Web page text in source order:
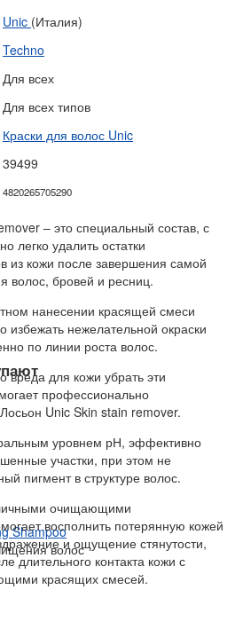
Unic (Италия)
Techno
Для всех
Для всех типов
Краски для волос Unic
39499
4820265705290
– это специальный состав, с
легко удалить остатки
из кожи после завершения самой
волос, бровей и ресниц.
нанесении красящей смеси
избежать нежелательной окраски
по линии роста волос.
вреда для кожи убрать эти
профессионально
Unic Skin stain remover.
уровнем рН, эффективно
участки, при этом не
пигмент в структуре волос.
очищающими
восполнить потерянную кожей
и ощущение стянутости,
длительного контакта кожи с
красящих смесей.
Shampoo
волос